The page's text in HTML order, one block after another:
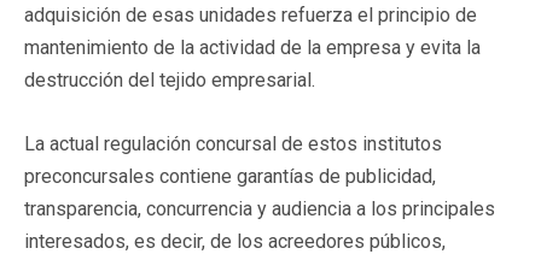
adquisición de esas unidades refuerza el principio de
mantenimiento de la actividad de la empresa y evita la
destrucción del tejido empresarial.
La actual regulación concursal de estos institutos
preconcursales contiene garantías de publicidad,
transparencia, concurrencia y audiencia a los principales
interesados, es decir, de los acreedores públicos,